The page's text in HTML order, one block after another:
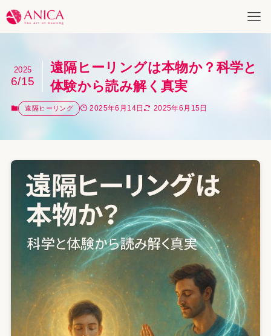
遠隔ヒーリングは本物か？科学と
体験から読み解く真実
2025
6/15
遠隔ヒーリング 2025年6月14日 2025年6月15日